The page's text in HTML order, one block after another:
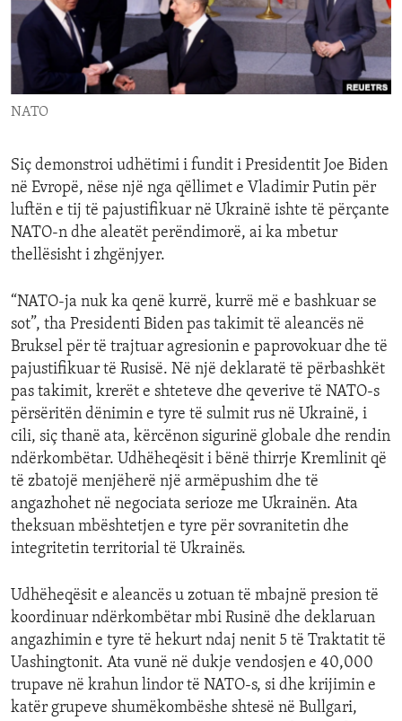
ENVIRONMENT AND HEALTH
IDEALS AND INSTITUTIONS
NATO
Siç demonstroi udhëtimi i fundit i Presidentit Joe Biden
në Evropë, nëse një nga qëllimet e Vladimir Putin për
luftën e tij të pajustifikuar në Ukrainë ishte të përçante
NATO-n dhe aleatët perëndimorë, ai ka mbetur
thellësisht i zhgënjyer.
“NATO-ja nuk ka qenë kurrë, kurrë më e bashkuar se
sot”, tha Presidenti Biden pas takimit të aleancës në
Bruksel për të trajtuar agresionin e paprovokuar dhe të
pajustifikuar të Rusisë. Në një deklaratë të përbashkët
pas takimit, krerët e shteteve dhe qeverive të NATO-s
përsëritën dënimin e tyre të sulmit rus në Ukrainë, i
cili, siç thanë ata, kërcënon sigurinë globale dhe rendin
ndërkombëtar. Udhëheqësit i bënë thirrje Kremlinit që
të zbatojë menjëherë një armëpushim dhe të
angazhohet në negociata serioze me Ukrainën. Ata
theksuan mbështetjen e tyre për sovranitetin dhe
integritetin territorial të Ukrainës.
Udhëheqësit e aleancës u zotuan të mbajnë presion të
koordinuar ndërkombëtar mbi Rusinë dhe deklaruan
angazhimin e tyre të hekurt ndaj nenit 5 të Traktatit të
Uashingtonit. Ata vunë në dukje vendosjen e 40,000
trupave në krahun lindor të NATO-s, si dhe krijimin e
katër grupeve shumëkombëshe shtesë në Bullgari,